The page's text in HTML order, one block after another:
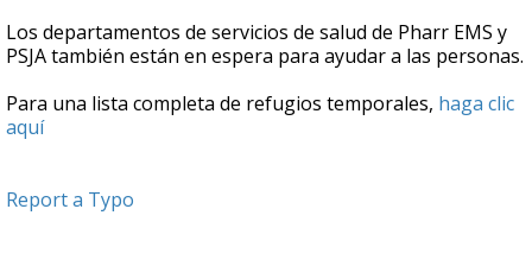
Los departamentos de servicios de salud de Pharr EMS y
PSJA también están en espera para ayudar a las personas.
Para una lista completa de refugios temporales, haga clic
aquí
Report a Typo